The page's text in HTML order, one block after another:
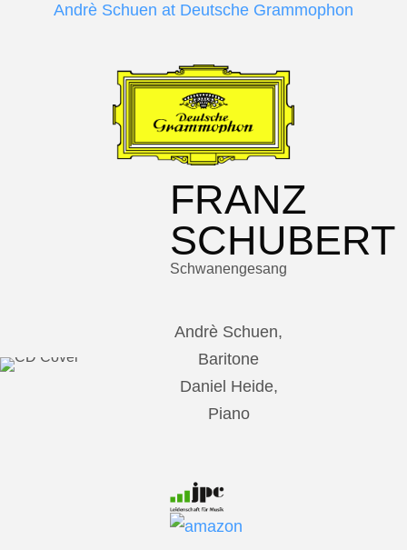
Andrè Schuen at Deutsche Grammophon
FRANZ
SCHUBERT
Schwanengesang
Andrè Schuen,
Baritone
Daniel Heide,
Piano